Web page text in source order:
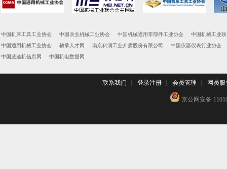
中国机床工具工业协会 中国农业机械工业协会 中国机械通用零部件工业协会
中国机械工业
中国通用机械工业协会
轴承人才网 南京科润工业介质股份有限公司
中国仪器仪表行业协会
中国减速机信息网
中国机电数据网
联系我们 登录注册 会员管理 网员服
京公网安备